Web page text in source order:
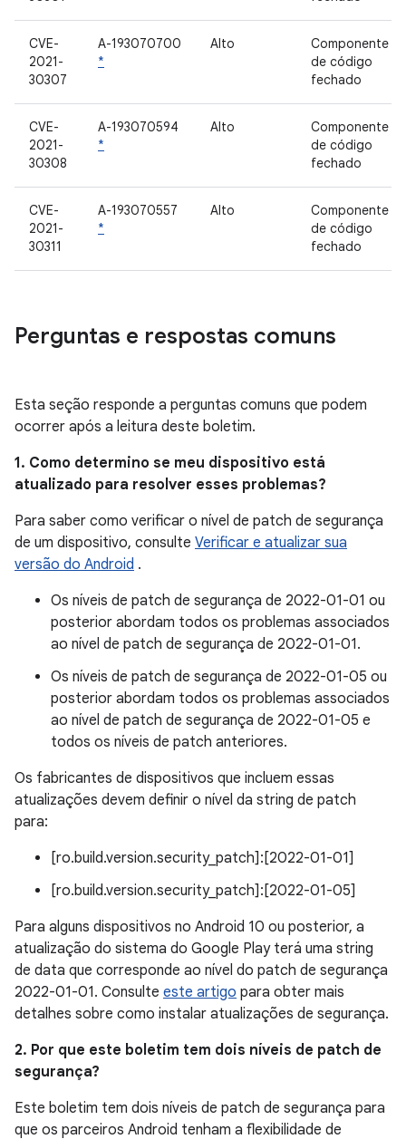
CVE-
2021-
30307
A-193070700
*
Alto
Componente
de código
fechado
CVE-
2021-
30308
A-193070594
*
Alto
Componente
de código
fechado
CVE-
2021-
30311
A-193070557
*
Alto
Componente
de código
fechado
Perguntas e respostas comuns
Esta seção responde a perguntas comuns que podem
ocorrer após a leitura deste boletim.
1. Como determino se meu dispositivo está
atualizado para resolver esses problemas?
Para saber como verificar o nível de patch de segurança
de um dispositivo, consulte Verificar e atualizar sua
versão do Android .
Os níveis de patch de segurança de 2022-01-01 ou
posterior abordam todos os problemas associados
ao nível de patch de segurança de 2022-01-01.
Os níveis de patch de segurança de 2022-01-05 ou
posterior abordam todos os problemas associados
ao nível de patch de segurança de 2022-01-05 e
todos os níveis de patch anteriores.
Os fabricantes de dispositivos que incluem essas
atualizações devem definir o nível da string de patch
para:
[ro.build.version.security_patch]:[2022-01-01]
[ro.build.version.security_patch]:[2022-01-05]
Para alguns dispositivos no Android 10 ou posterior, a
atualização do sistema do Google Play terá uma string
de data que corresponde ao nível do patch de segurança
2022-01-01. Consulte este artigo para obter mais
detalhes sobre como instalar atualizações de segurança.
2. Por que este boletim tem dois níveis de patch de
segurança?
Este boletim tem dois níveis de patch de segurança para
que os parceiros Android tenham a flexibilidade de